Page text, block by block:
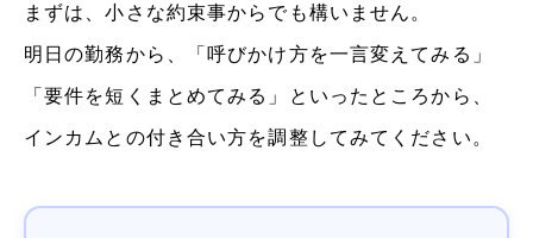
まずは、小さな約束事からでも構いません。
明日の勤務から、「呼びかけ方を一言変えてみる」
「要件を短くまとめてみる」といったところから、
インカムとの付き合い方を調整してみてください。